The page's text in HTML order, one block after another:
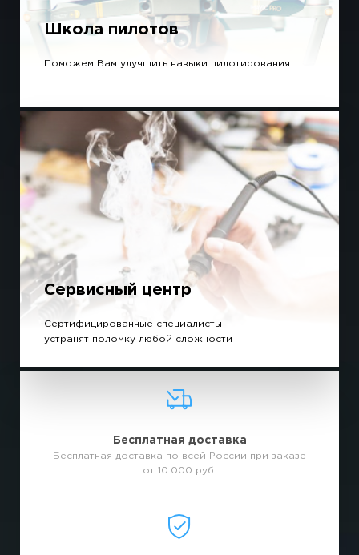
Школа пилотов
Поможем Вам улучшить навыки пилотирования
Сервисный центр
Сертифицированные специалисты
устранят поломку любой сложности
Бесплатная доставка
Бесплатная доставка по всей России при заказе
от 10.000 руб.